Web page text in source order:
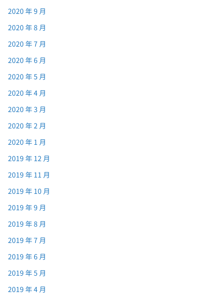
2020 年 9 月
2020 年 8 月
2020 年 7 月
2020 年 6 月
2020 年 5 月
2020 年 4 月
2020 年 3 月
2020 年 2 月
2020 年 1 月
2019 年 12 月
2019 年 11 月
2019 年 10 月
2019 年 9 月
2019 年 8 月
2019 年 7 月
2019 年 6 月
2019 年 5 月
2019 年 4 月